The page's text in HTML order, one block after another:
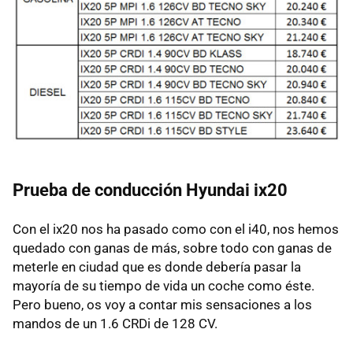
Prueba de conducción Hyundai ix20
Con el ix20 nos ha pasado como con el i40, nos hemos
quedado con ganas de más, sobre todo con ganas de
meterle en ciudad que es donde debería pasar la
mayoría de su tiempo de vida un coche como éste.
Pero bueno, os voy a contar mis sensaciones a los
mandos de un 1.6 CRDi de 128 CV.